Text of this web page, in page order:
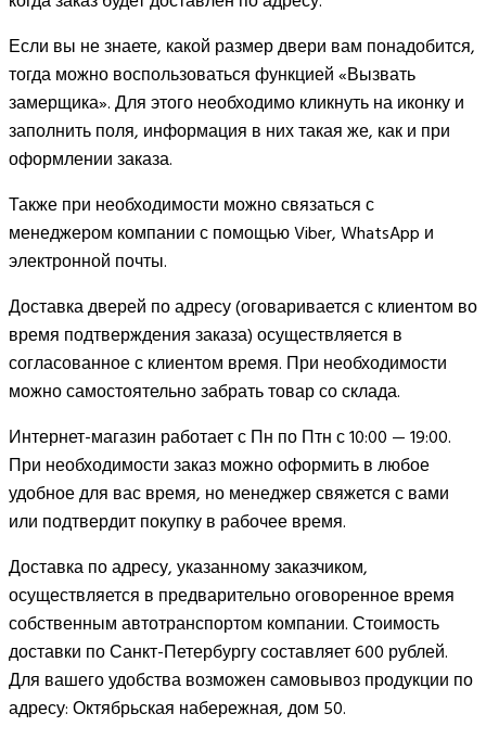
Если вы не знаете, какой размер двери вам понадобится,
тогда можно воспользоваться функцией «Вызвать
замерщика». Для этого необходимо кликнуть на иконку и
заполнить поля, информация в них такая же, как и при
оформлении заказа.
Также при необходимости можно связаться с
менеджером компании с помощью Viber, WhatsApp и
электронной почты.
Доставка дверей по адресу (оговаривается с клиентом во
время подтверждения заказа) осуществляется в
согласованное с клиентом время. При необходимости
можно самостоятельно забрать товар со склада.
Интернет-магазин работает с Пн по Птн с 10:00 — 19:00.
При необходимости заказ можно оформить в любое
удобное для вас время, но менеджер свяжется с вами
или подтвердит покупку в рабочее время.
Доставка по адресу, указанному заказчиком,
осуществляется в предварительно оговоренное время
собственным автотранспортом компании. Стоимость
доставки по Санкт-Петербургу составляет 600 рублей.
Для вашего удобства возможен самовывоз продукции по
адресу: Октябрьская набережная, дом 50.